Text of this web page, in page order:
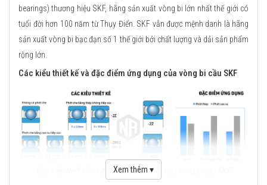
bearings) thương hiệu SKF, hãng sản xuất vòng bi lớn nhất thế giới có
tuổi đời hơn 100 năm từ Thụy Điển. SKF vẫn được mệnh danh là hãng
sản xuất vòng bi bạc đạn số 1 thế giới bởi chất lượng và dải sản phẩm
rộng lớn.
Các kiểu thiết kế và đặc điểm ứng dụng của vòng bi cầu SKF
Các kiểu thiết kế và đặc điểm ứng dụng của vòng bi cầu SKF
Xem thêm ▾